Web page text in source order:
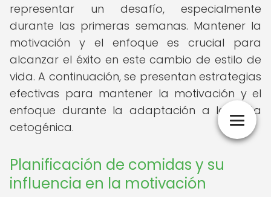
representar un desafío, especialmente
durante las primeras semanas. Mantener la
motivación y el enfoque es crucial para
alcanzar el éxito en este cambio de estilo de
vida. A continuación, se presentan estrategias
efectivas para mantener la motivación y el
enfoque durante la adaptación a la dieta
cetogénica.
Planificación de comidas y su
influencia en la motivación